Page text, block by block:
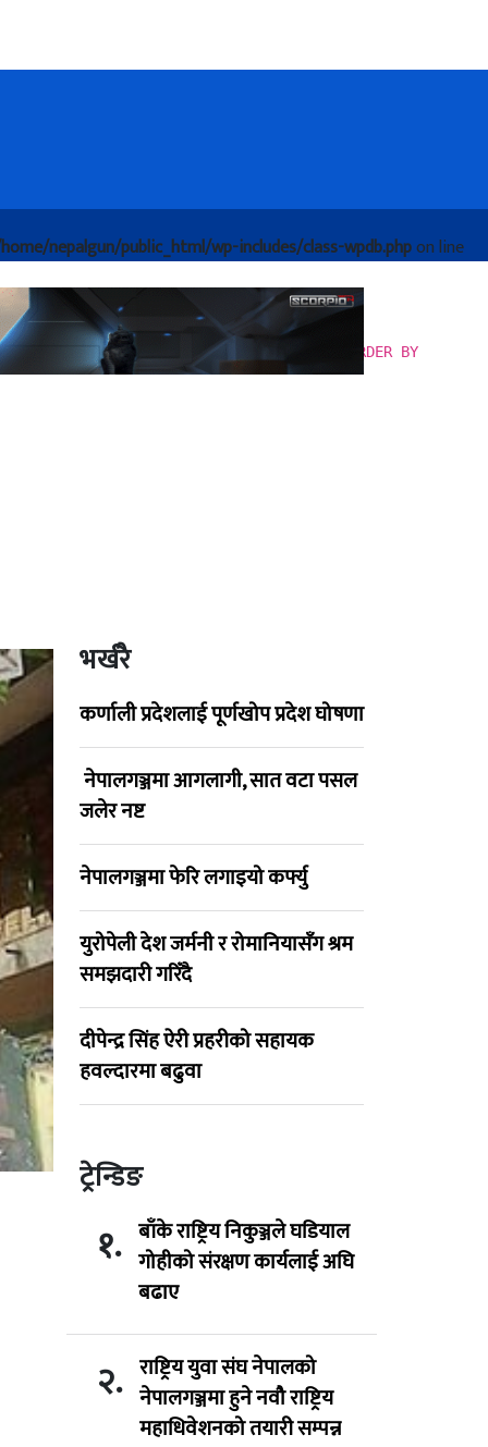
nepalgun/public_html/wp-includes/class-wpdb.phpon line
1=1 AND (
= 'publish')) GROUP BY tc_posts.ID ORDER BY
भर्खरै
कर्णाली प्रदेशलाई पूर्णखोप प्रदेश घोषणा
नेपालगञ्जमा आगलागी, सात वटा पसल
जलेर नष्ट
नेपालगञ्जमा फेरि लगाइयो कर्फ्यु
युरोपेली देश जर्मनी र रोमानियासँग श्रम
समझदारी गरिँदै
दीपेन्द्र सिंह ऐरी प्रहरीको सहायक
हवल्दारमा बढुवा
ट्रेन्डिङ
१. बाँके राष्ट्रिय निकुञ्जले घडियाल
गोहीको संरक्षण कार्यलाई अघि
बढाए
२. राष्ट्रिय युवा संघ नेपालको
नेपालगञ्जमा हुने नवौ राष्ट्रिय
महाधिवेशनको तयारी सम्पन्न